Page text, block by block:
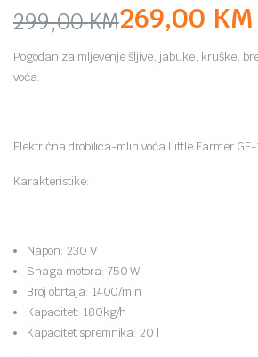
299,00KM
Original
price
299,00 KM.
269,00 KM
Current
price
269,00 KM.
Pogodan za mljevenje šljive, jabuke, kruške,
voća.
Električna drobilica-mlin voća Little Farmer GF-
Karakteristike:
Napon: 230 V
Snaga motora: 750 W
Broj obrtaja: 1400/min
Kapacitet: 180kg/h
Kapacitet spremnika: 20 l